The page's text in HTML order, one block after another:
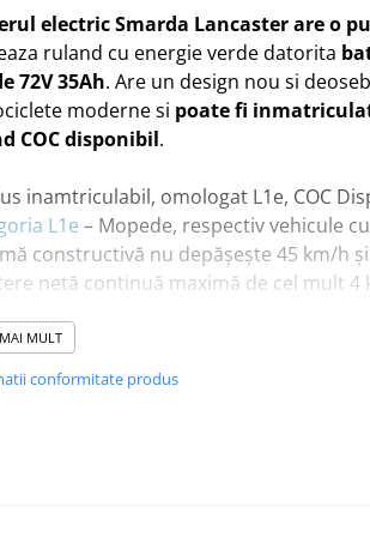
electric Smarda Lancaster are o
ruland cu energie verde datorita
72V 35Ah. Are un design nou si
moderne si poate fi
COC disponibil.
inamtriculabil, omologat L1e, COC
L1e – Mopede, respectiv vehicule
constructivă nu depăşeşte 45 km/h
netă continuă maximă de cel mult 4
necesar permis de conducere categorie
categorie AM: se poate conduce de la
incluse mopede cu doua sau trei roti, a
MULT
conformitate produs